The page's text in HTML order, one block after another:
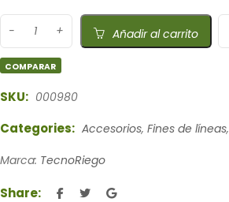
Añadir al carrito
COMPARAR
SKU: 000980
Categories: Accesorios, Fines de líneas,
Marca: TecnoRiego
Share: